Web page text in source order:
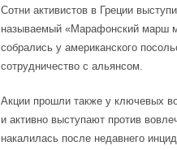
Сотни активистов в Греции
называемый «Марафонский марш
собрались у американского
сотрудничество с альянсом.
Акции прошли также у ключевых
и активно выступают против
накалилась после недавнего